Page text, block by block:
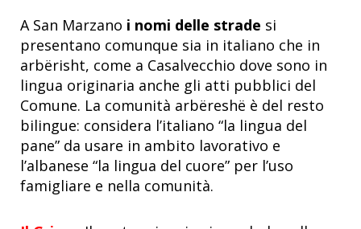
A San Marzano i nomi delle strade si
presentano comunque sia in italiano che in
arbërisht, come a Casalvecchio dove sono in
lingua originaria anche gli atti pubblici del
Comune. La comunità arbëreshë è del resto
bilingue: considera l’italiano “la lingua del
pane” da usare in ambito lavorativo e
l’albanese “la lingua del cuore” per l’uso
famigliare e nella comunità.